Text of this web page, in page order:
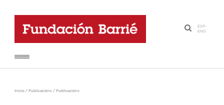
·
ESP-
ENG
Inicio / Publicacións / Publicacións